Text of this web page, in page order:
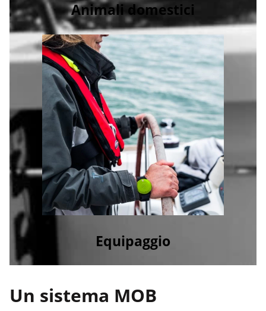
Animali domestici
Equipaggio
Un sistema MOB